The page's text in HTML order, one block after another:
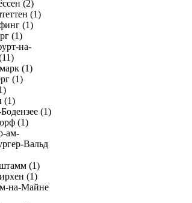
(2)
(1)
(1)
(1)
на-
(1)
(1)
(1)
(1)
(1)
ам-
Вальд
(1)
(1)
на-Майне